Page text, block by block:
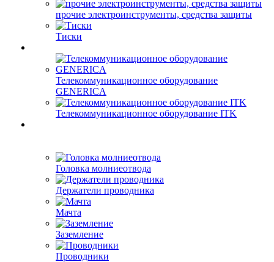
прочие электроинструменты, средства защиты
Тиски
Телекоммуникационное оборудование
GENERICA
Телекоммуникационное оборудование ITK
Головка молниеотвода
Держатели проводника
Мачта
Заземление
Проводники